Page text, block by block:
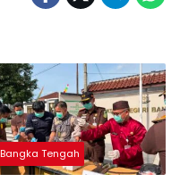
Bangka Tengah